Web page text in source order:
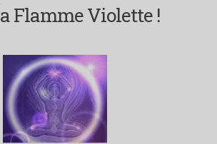
Flamme Violette !